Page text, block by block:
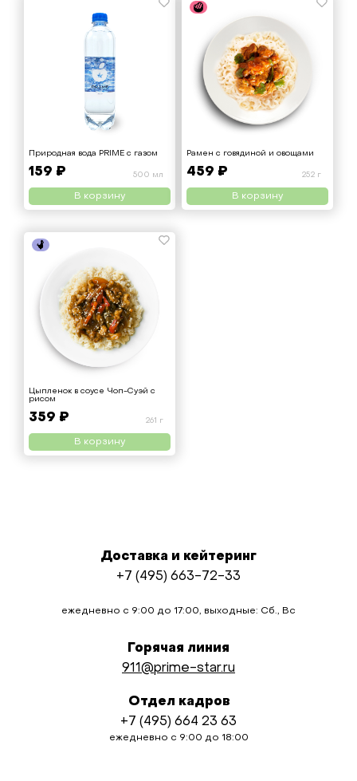
Природная вода PRIME с газом
159 ₽ 500 мл
В корзину
Рамен с говядиной и овощами
459 ₽ 252 г
В корзину
Цыпленок в соусе Чоп-Суэй с
рисом
359 ₽ 261 г
В корзину
Доставка и кейтеринг
+7 (495) 663-72-33
ежедневно с 9:00 до 17:00, выходные: Сб., Вс
Горячая линия
911@prime-star.ru
Отдел кадров
+7 (495) 664 23 63
ежедневно с 9:00 до 18:00